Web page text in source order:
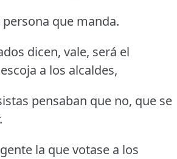
persona que manda.
dicen, vale, será el
a los alcaldes,
pensaban que no, que se
la que votase a los